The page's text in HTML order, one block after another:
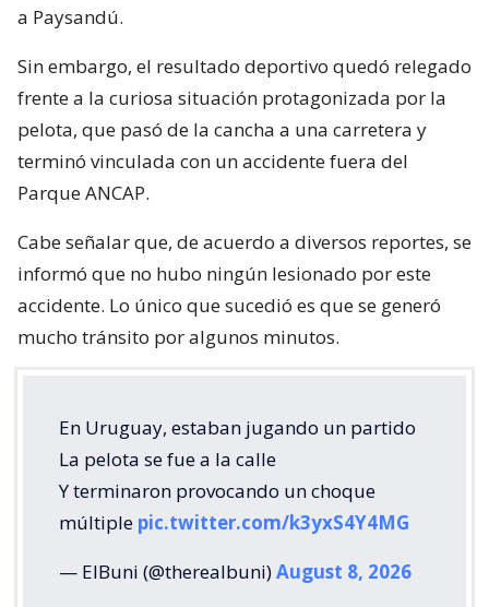
a Paysandú.
Sin embargo, el resultado deportivo quedó relegado
frente a la curiosa situación protagonizada por la
pelota, que pasó de la cancha a una carretera y
terminó vinculada con un accidente fuera del
Parque ANCAP.
Cabe señalar que, de acuerdo a diversos reportes, se
informó que no hubo ningún lesionado por este
accidente. Lo único que sucedió es que se generó
mucho tránsito por algunos minutos.
En Uruguay, estaban jugando un partido
La pelota se fue a la calle
Y terminaron provocando un choque
múltiple pic.twitter.com/k3yxS4Y4MG
— ElBuni (@therealbuni)August 8, 2026